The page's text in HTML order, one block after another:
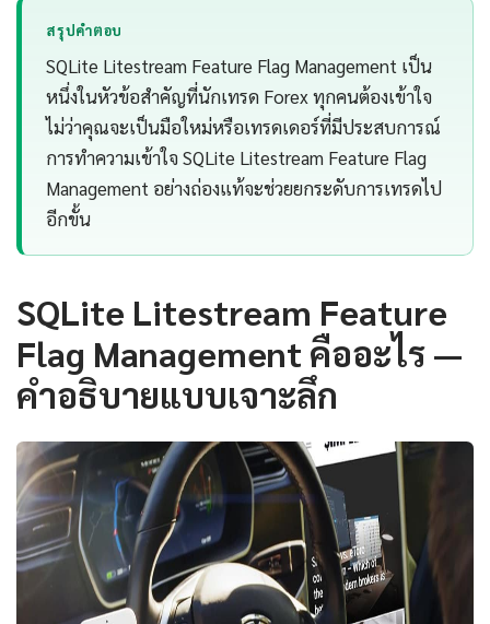
สรุปคำตอบ
SQLite Litestream Feature Flag Management เป็น
หนึ่งในหัวข้อสำคัญที่นักเทรด Forex ทุกคนต้องเข้าใจ
ไม่ว่าคุณจะเป็นมือใหม่หรือเทรดเดอร์ที่มีประสบการณ์
การทำความเข้าใจ SQLite Litestream Feature Flag
Management อย่างถ่องแท้จะช่วยยกระดับการเทรดไป
อีกขั้น
SQLite Litestream Feature
Flag Management คืออะไร —
คำอธิบายแบบเจาะลึก